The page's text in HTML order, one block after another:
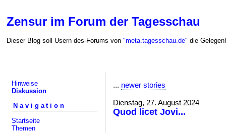
Zensur im Forum der Tagesschau
Dieser Blog soll Usern des Forums von "meta.tagesschau.de" die
Hinweise
Diskussion
Navigation
Startseite
Themen
... newer stories
Dienstag, 27. August 2024
Quod licet Jovi...